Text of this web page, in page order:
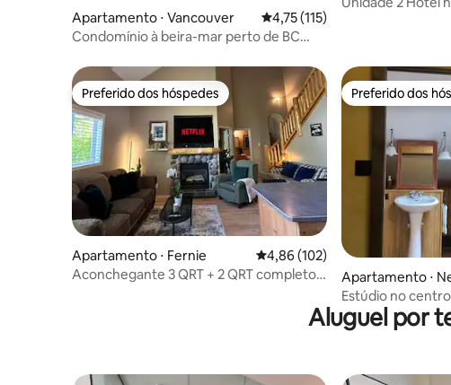
Apartamento ⋅ Vancouver 4,75 de uma avaliação média de
4,75 (115)
Condomínio à beira-mar perto de BC
Preferido dos hóspedes
Preferido dos hóspedes
Apartamento ⋅ Fernie 4,86 de uma avaliação média
4,86 (102)
Aconchegante 3 QRT + 2 QRT completos
Preferido dos
Preferido dos
Apartamento ⋅
Estúdio no
vista | Imersão
Aluguel por